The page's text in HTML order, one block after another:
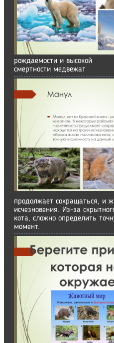
рождаемости и высокой
смертности медвежат
продолжает сокращаться, и
исчезновения. Из-за
кота, сложно определить
момент.